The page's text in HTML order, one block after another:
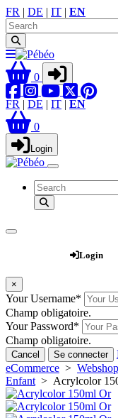
FR | DE | IT | EN
0
FR | DE | IT | EN
0
Login
Login
×
Your Username*
Champ obligatoire.
Your Password*
Champ obligatoire.
Cancel Se connecter
eCommerce > Webshop
Enfant > Acrylcolor